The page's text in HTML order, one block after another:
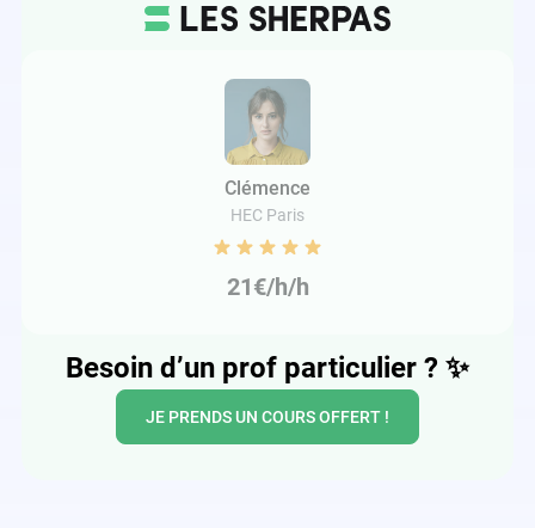
Clémence
HEC Paris
21€/h/h
Besoin d’un prof particulier ? ✨
JE PRENDS UN COURS OFFERT !